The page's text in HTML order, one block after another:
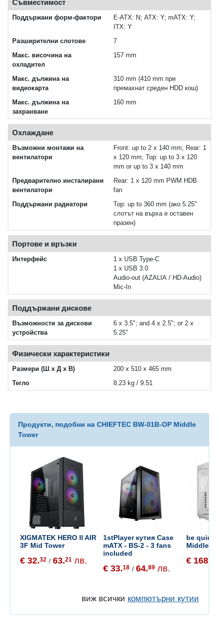
Съвместимост
Поддържани форм-фактори
Е-ATX: N; ATX: Y; mATX: Y;
ITX: Y
Разширителни слотове
7
Макс. височина на
охладител
157 mm
Макс. дължина на
видеокарта
310 mm (410 mm при
премахнат среден HDD кош)
Макс. дължина на
захранване
160 mm
Охлаждане
Възможни монтажи на
вентилатори
Front: up to 2 x 140 mm; Rear: 1
x 120 mm; Top: up to 3 x 120
mm or up to 3 x 140 mm
Предварително инсталирани
вентилатори
Rear: 1 x 120 mm PWM HDB
fan
Поддържани радиатори
Top: up to 360 mm (ако 5.25"
слотът на върха е оставен
празен)
Портове и връзки
Интерфейс
1 x USB Type-C
1 x USB 3.0
Audio-out (AZALIA / HD-Audio)
Mic-In
Поддържани дискове
Възможности за дискови
устройства
6 x 3.5"; and 4 x 2.5"; or 2 x
5.25"
Физически характеристики
Размери (Ш x Д x В)
200 x 510 x 465 mm
Тегло
8.23 kg / 9.51
Продукти, подобни на CHIEFTEC BW-01B-OP Middle
Tower
XIGMATEK HERO II AIR
3F Mid Tower
€ 32.32 / 63.21 лв.
1stPlayer кутия Case
mATX - BS-2 - 3 fans
included
€ 33.18 / 64.89 лв.
be quiet!
Middle
€ 168.
виж всички компютърни кутии